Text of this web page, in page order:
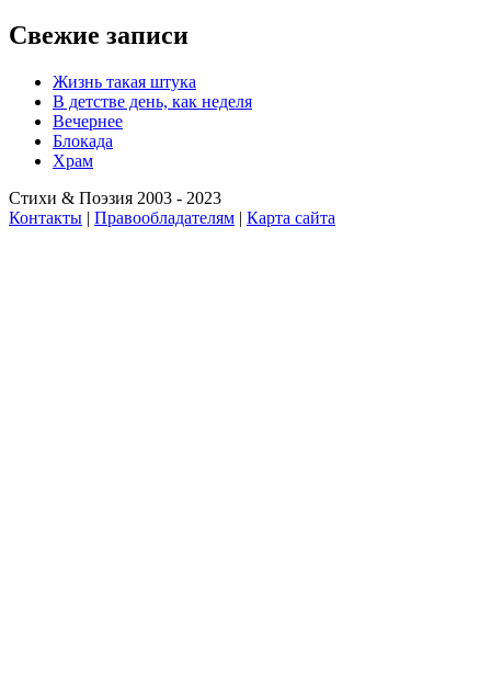
Свежие записи
Жизнь такая штука
В детстве день, как неделя
Вечернее
Блокада
Храм
Стихи & Поэзия 2003 - 2023
Контакты | Правообладателям | Карта сайта